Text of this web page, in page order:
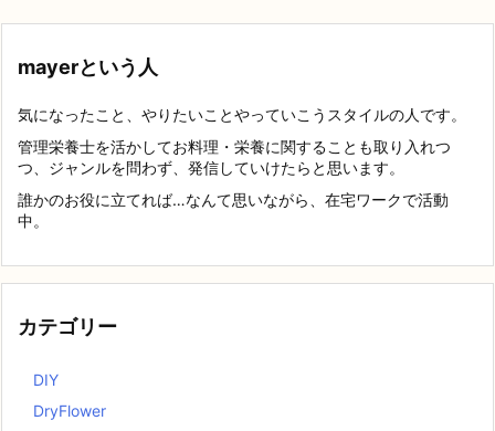
mayerという人
気になったこと、やりたいことやっていこうスタイルの人です。
管理栄養士を活かしてお料理・栄養に関することも取り入れつ
つ、ジャンルを問わず、発信していけたらと思います。
誰かのお役に立てれば…なんて思いながら、在宅ワークで活動
中。
カテゴリー
DIY
DryFlower